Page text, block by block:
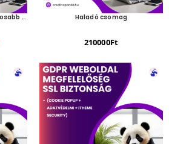
Hőtérkép beállítása – A pontosabb kiszolgálásért a weboldalon Haladó csomag
210000Ft